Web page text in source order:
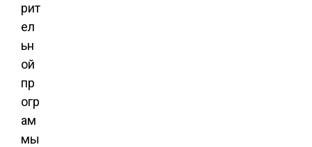
рит
ел
ьн
ой
пр
огр
ам
мы